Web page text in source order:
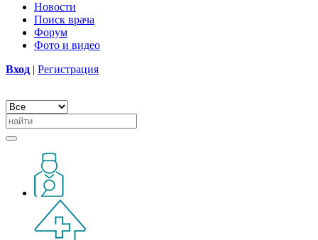
Новости
Поиск врача
Форум
Фото и видео
Вход | Регистрация